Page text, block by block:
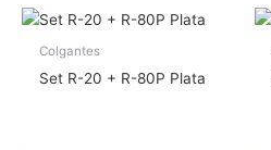
Colgantes
Set R-20 + R-80P Plata